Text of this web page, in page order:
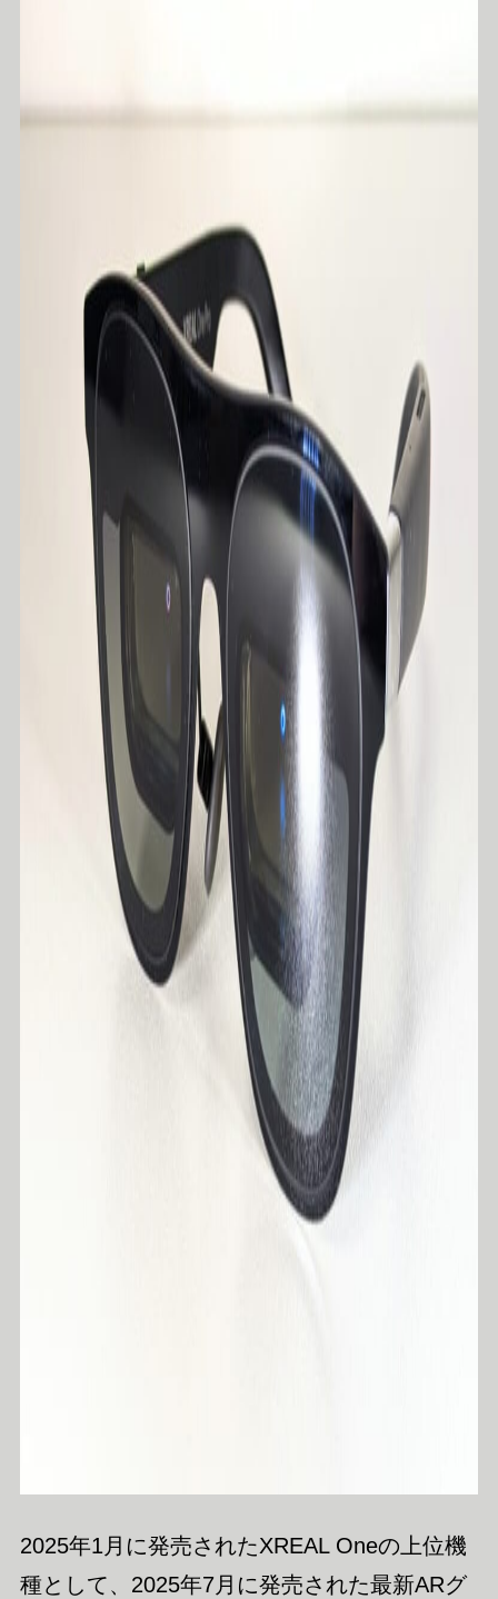
2025年1月に発売されたXREAL Oneの上位機
種として、2025年7月に発売された最新ARグ